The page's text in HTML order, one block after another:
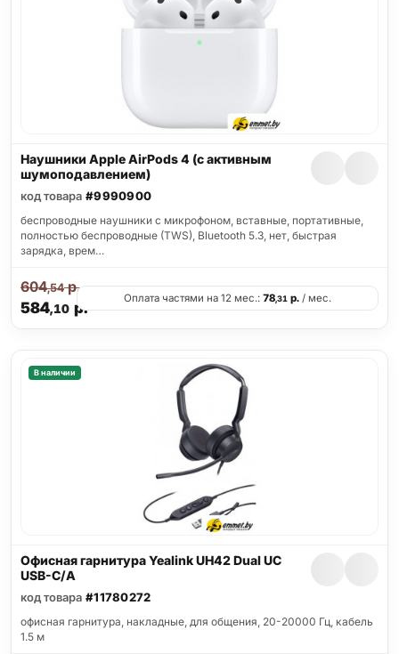
Наушники Apple AirPods 4 (с активным
шумоподавлением)
код товара #9990900
беспроводные наушники с микрофоном, вставные, портативные,
полностью беспроводные (TWS), Bluetooth 5.3, нет, быстрая
зарядка, врем…
584,10р.
604,54р.
Оплата частями на 12 мес.: 78,31 р. / мес.
В наличии
Офисная гарнитура Yealink UH42 Dual UC
USB-C/A
код товара #11780272
офисная гарнитура, накладные, для общения, 20-20000 Гц, кабель
1.5 м